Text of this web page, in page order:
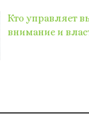
Кто управляет
внимание и